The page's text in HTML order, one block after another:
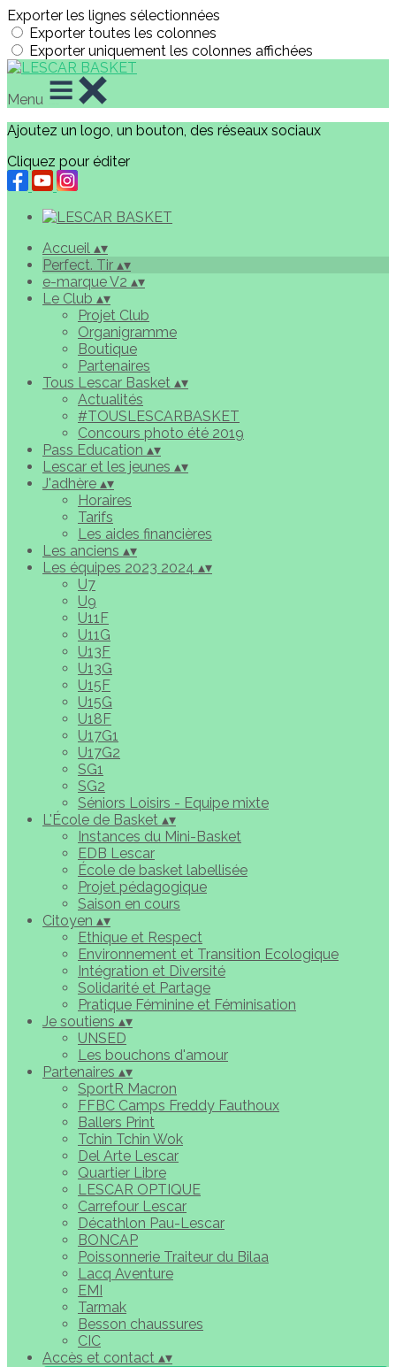
Exporter les lignes sélectionnées
Exporter toutes les colonnes
Exporter uniquement les colonnes affichées
Menu
Ajoutez un logo, un bouton, des réseaux sociaux
Cliquez pour éditer
Accueil ▴▾
Perfect. Tir ▴▾
e-marque V2 ▴▾
Le Club ▴▾
Projet Club
Organigramme
Boutique
Partenaires
Tous Lescar Basket ▴▾
Actualités
#TOUSLESCARBASKET
Concours photo été 2019
Pass Education ▴▾
Lescar et les jeunes ▴▾
J'adhère ▴▾
Horaires
Tarifs
Les aides financières
Les anciens ▴▾
Les équipes 2023 2024 ▴▾
U7
U9
U11F
U11G
U13F
U13G
U15F
U15G
U18F
U17G1
U17G2
SG1
SG2
Séniors Loisirs - Equipe mixte
L'École de Basket ▴▾
Instances du Mini-Basket
EDB Lescar
École de basket labellisée
Projet pédagogique
Saison en cours
Citoyen ▴▾
Ethique et Respect
Environnement et Transition Ecologique
Intégration et Diversité
Solidarité et Partage
Pratique Féminine et Féminisation
Je soutiens ▴▾
UNSED
Les bouchons d'amour
Partenaires ▴▾
SportR Macron
FFBC Camps Freddy Fauthoux
Ballers Print
Tchin Tchin Wok
Del Arte Lescar
Quartier Libre
LESCAR OPTIQUE
Carrefour Lescar
Décathlon Pau-Lescar
BONCAP
Poissonnerie Traiteur du Bilaa
Lacq Aventure
EMI
Tarmak
Besson chaussures
CIC
Accès et contact ▴▾